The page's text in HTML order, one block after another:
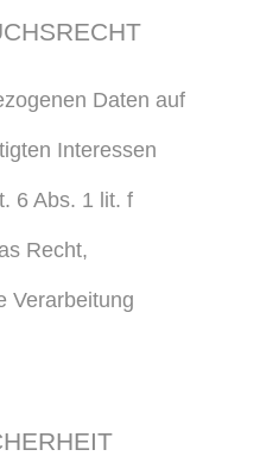
Daten auf
Interessen
6 Abs. 1 lit. f
Recht,
Verarbeitung